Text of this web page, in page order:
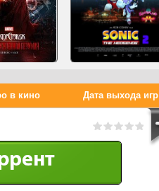
в кино Дата выхода игр